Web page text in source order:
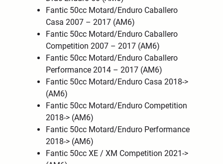
Fantic 50cc Motard/Enduro Caballero
Casa 2007 – 2017 (AM6)
Fantic 50cc Motard/Enduro Caballero
Competition 2007 – 2017 (AM6)
Fantic 50cc Motard/Enduro Caballero
Performance 2014 – 2017 (AM6)
Fantic 50cc Motard/Enduro Casa 2018->
(AM6)
Fantic 50cc Motard/Enduro Competition
2018-> (AM6)
Fantic 50cc Motard/Enduro Performance
2018-> (AM6)
Fantic 50cc XE / XM Competition 2021->